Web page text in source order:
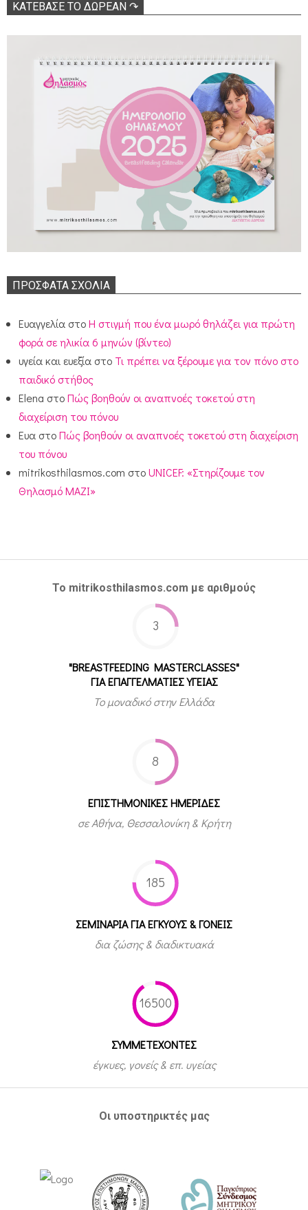
ΚΑΤΕΒΑΣΕ ΤΟ ΔΩΡΕΑΝ ↷
ΠΡΌΣΦΑΤΑ ΣΧΌΛΙΑ
Ευαγγελία στοΗ στιγμή που ένα μωρό θηλάζει για πρώτη
φορά σε ηλικία 6 μηνών (βίντεο)
υγεία και ευεξία στο Τι πρέπει να ξέρουμε για τον πόνο στο
παιδικό στήθος
Elena στοΠώς βοηθούν οι αναπνοές τοκετού στη
διαχείριση του πόνου
Ευα στοΠώς βοηθούν οι αναπνοές τοκετού στη διαχείριση
του πόνου
mitrikosthilasmos.com στοUNICEF: «Στηρίζουμε τον
Θηλασμό ΜΑΖΙ»
Το mitrikosthilasmos.com με αριθμούς
3
"BREASTFEEDING MASTERCLASSES"
ΓΙΑ ΕΠΑΓΓΕΛΜΑΤΙΕΣ ΥΓΕΙΑΣ
Το μοναδικό στην Ελλάδα
8
ΕΠΙΣΤΗΜΟΝΙΚΕΣ ΗΜΕΡΙΔΕΣ
σε Αθήνα, Θεσσαλονίκη & Κρήτη
185
ΣΕΜΙΝΑΡΙΑ ΓΙΑ ΕΓΚΥΟΥΣ & ΓΟΝΕΙΣ
δια ζώσης & διαδικτυακά
16500
ΣΥΜΜΕΤEΧΟΝΤΕΣ
έγκυες, γονείς & επ. υγείας
Οι υποστηρικτές μας